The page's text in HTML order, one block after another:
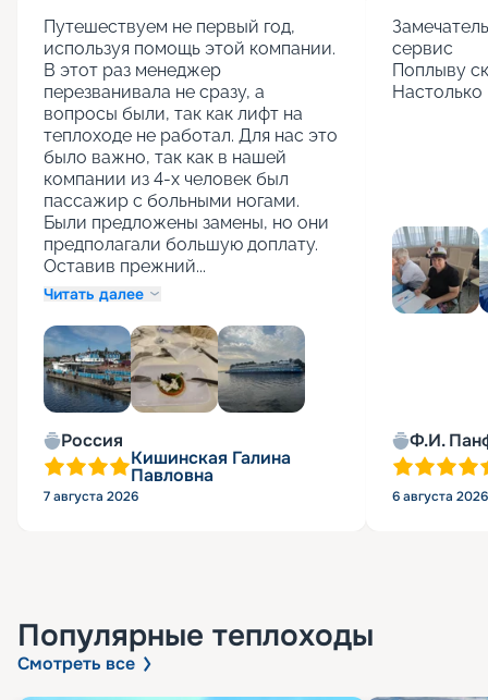
Путешествуем не первый год,
используя помощь этой компании.
В этот раз менеджер
перезванивала не сразу, а
вопросы были, так как лифт на
теплоходе не работал. Для нас это
было важно, так как в нашей
компании из 4-х человек был
пассажир с больными ногами.
Были предложены замены, но они
предполагали большую доплату.
Оставив прежний...
Читать далее
Россия
Кишинская Галина
Павловна
7 августа 2026
сервис
Поплыву
Ф.И.
6 августа 2026
Популярные теплоходы
Смотреть все